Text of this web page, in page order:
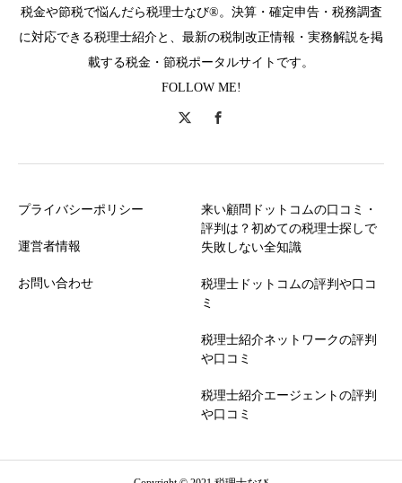
税金や節税で悩んだら税理士なび®。決算・確定申告・税務調査
に対応できる税理士紹介と、最新の税制改正情報・実務解説を掲
載する税金・節税ポータルサイトです。
FOLLOW ME!
プライバシーポリシー
運営者情報
お問い合わせ
来い顧問ドットコムの口コミ・
評判は？初めての税理士探しで
失敗しない全知識
税理士ドットコムの評判や口コ
ミ
税理士紹介ネットワークの評判
や口コミ
税理士紹介エージェントの評判
や口コミ